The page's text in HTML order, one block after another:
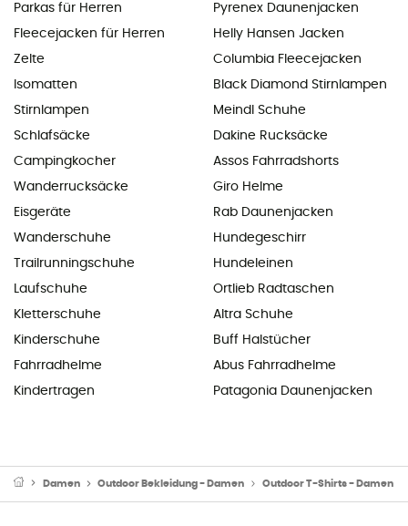
Parkas für Herren
Fleecejacken für Herren
Zelte
Isomatten
Stirnlampen
Schlafsäcke
Campingkocher
Wanderrucksäcke
Eisgeräte
Wanderschuhe
Trailrunningschuhe
Laufschuhe
Kletterschuhe
Kinderschuhe
Fahrradhelme
Kindertragen
Pyrenex Daunenjacken
Helly Hansen Jacken
Columbia Fleecejacken
Black Diamond Stirnlampen
Meindl Schuhe
Dakine Rucksäcke
Assos Fahrradshorts
Giro Helme
Rab Daunenjacken
Hundegeschirr
Hundeleinen
Ortlieb Radtaschen
Altra Schuhe
Buff Halstücher
Abus Fahrradhelme
Patagonia Daunenjacken
Damen Outdoor Bekleidung - Damen Outdoor T-Shirts - Damen